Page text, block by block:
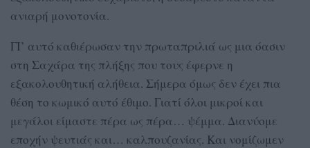
ανιαρή μονοτονία.
ΓΙ’ αυτό καθιέρωσαν την πρωταπριλιά ως μια όασιν
στη Σαχάρα της πλήξης που τους έφερνε η
εξακολουθητική αλήθεια. Σήμερα όμως δεν έχει πια
θέση το κωμικό αυτό έθιμο. Γιατί όλοι μικροί και
μεγάλοι είμαστε πέρα ως πέρα… ψέμμα. Διανύομε
εποχήν ψευτιάς και… καλπουζανίας. Και νομίζωμεν